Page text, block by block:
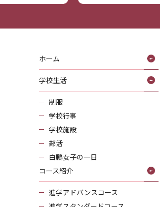
ホーム
学校生活
制服
学校行事
学校施設
部活
白鵬女子の一日
コース紹介
進学アドバンスコース